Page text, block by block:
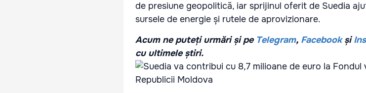
de presiune geopolitică, iar sprijinul oferit de Suedia
sursele de energie și rutele de aprovizionare.
Acum ne puteți urmări și pe Telegram, Facebookși
cu ultimele știri.